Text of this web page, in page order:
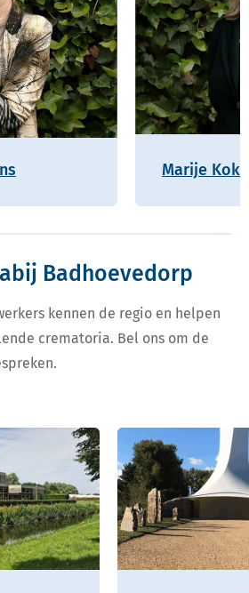
Marije Kok
Badhoevedorp
kennen de regio en helpen
crematoria. Bel ons om de